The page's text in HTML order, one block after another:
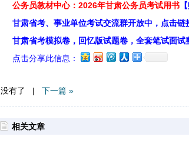
公务员教材中心：2026年甘肃公务员考试用书
甘肃省考、事业单位考试交流群开放中，点击链
甘肃省考模拟卷，回忆版试题卷，全套笔试面试
点击分享此信息：
没有了 | 下一篇 »
相关文章